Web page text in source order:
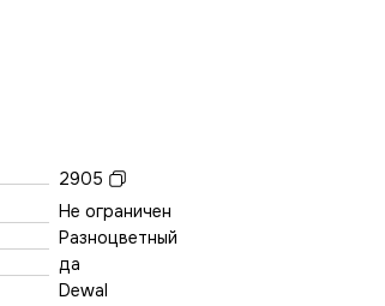
2905
Не ограничен
Разноцветный
да
Dewal